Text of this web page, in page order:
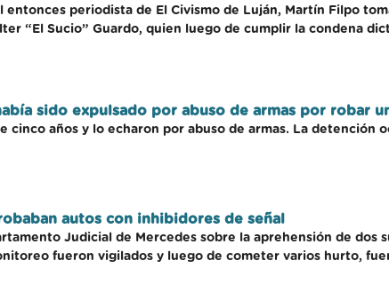
entonces periodista de El Civismo de Luján, Martín Filpo
“El Sucio” Guardo, quien luego de cumplir la condena
sido expulsado por abuso de armas por robar
cinco años y lo echaron por abuso de armas. La detención
autos con inhibidores de señal
Judicial de Mercedes sobre la aprehensión de dos
fueron vigilados y luego de cometer varios hurto,